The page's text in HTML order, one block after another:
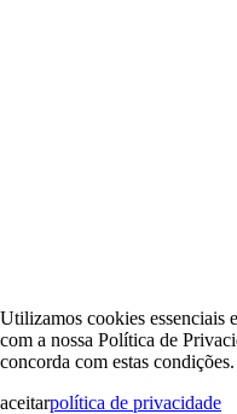
Utilizamos cookies essenciais
com a nossa Política de
concorda com estas condições.
aceitarpolítica de privacidade